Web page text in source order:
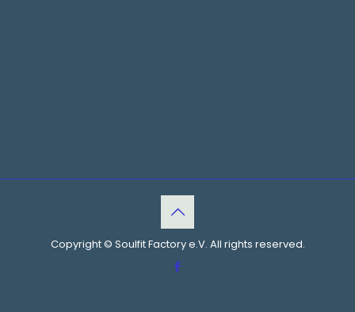
Copyright © Soulfit Factory e.V. All rights reserved.